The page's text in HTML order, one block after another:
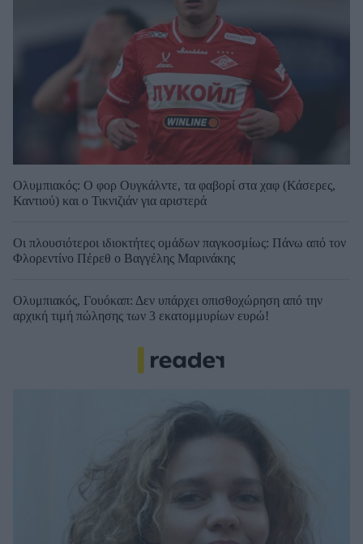
Ολυμπιακός: Ο φορ Ουγκάλντε, τα φαβορί στα χαφ (Κάσερες,
Καντιού) και ο Τικνιζιάν για αριστερά
Οι πλουσιότεροι ιδιοκτήτες ομάδων παγκοσμίως: Πάνω από τον
Φλορεντίνο Πέρεθ ο Βαγγέλης Μαρινάκης
Ολυμπιακός, Γουόκαπ: Δεν υπάρχει οπισθοχώρηση από την
αρχική τιμή πώλησης των 3 εκατομμυρίων ευρώ!